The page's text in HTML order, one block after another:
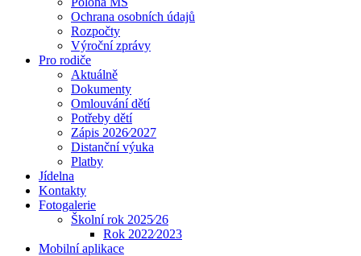
Ochrana osobních údajů
Rozpočty
Výroční zprávy
Pro rodiče
Aktuálně
Dokumenty
Omlouvání dětí
Potřeby dětí
Zápis 2026⁄2027
Distanční výuka
Platby
Jídelna
Kontakty
Fotogalerie
Školní rok 2025⁄26
Rok 2022⁄2023
Mobilní aplikace